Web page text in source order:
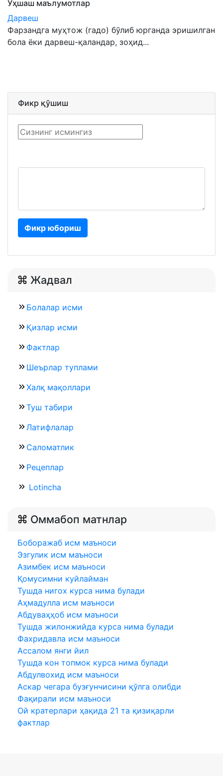
Ўҳшаш маълумотлар
Дарвеш
Фарзандга муҳтож (гадо) бўлиб юрганда эришилган
бола ёки дарвеш-қаландар, зоҳид...
Фикр қўшиш
Фикр юбориш
Жадвал
Болалар исми
Қизлар исми
Фактлар
Шеърлар туплами
Халқ мақоллари
Туш табири
Латифлалар
Саломатлик
Рецеплар
Lotincha
Оммабоп матнлар
Боборажаб исм маъноси
Эзгулик исм маъноси
Азимбек исм маъноси
Қомусимни куйлайман
Тушда нигох курса нима булади
Аҳмадулла исм маъноси
Абдуваҳҳоб исм маъноси
Тушда жилонжийда курса нима булади
Фахридавла исм маъноси
Aссалом янги йил
Тушда кон топмок курса нима булади
Абдулвохид исм маъноси
Аскар чегара бузғунчисини қўлга олибди
Фақирали исм маъноси
Ой кратерлари ҳақида 21 та қизиқарли
фактлар